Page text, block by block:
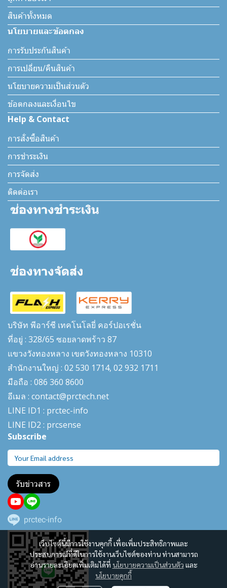
เว็บไซต์นี้มีการใช้งานคุกกี้ เพื่อเพิ่มประสิทธิภาพและ
ประสบการณ์ที่ดีในการใช้งานเว็บไซต์ของท่าน ท่านสามารถ
อ่านรายละเอียดเพิ่มเติมได้ที่ นโยบายความเป็นส่วนตัว และ
นโยบายคุกกี้
สินค้าทั้งหมด
นโยบายและข้อตกลง
การรับประกันสินค้า
การเปลี่ยน/คืนสินค้า
นโยบายความเป็นส่วนตัว
ข้อตกลงและเงื่อนไข
Help & Contact
การสั่งซื้อสินค้า
การชำระเงิน
การจัดส่ง
ติดต่อเรา
บริษัท พีอาร์ซี เทคโนโลยี่ คอร์ปอเรชั่น
ที่อยู่ : 328/65 ซอยลาดพร้าว 87
แขวงวังทองหลาง เขตวังทองหลาง 10310
สำนักงานใหญ่ : 02 530 1714, 02 932 1711
มือถือ : 086 360 8600
อีเมล : contact@prctech.net
LINE ID1 : prctec-info
LINE ID2 : prcsense
Subscribe
รับข่าวสาร
prctec-info